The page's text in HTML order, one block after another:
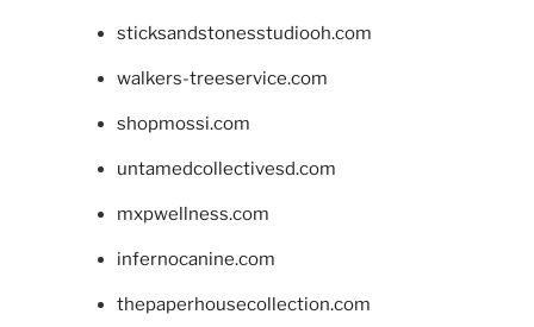
sticksandstonesstudiooh.com
walkers-treeservice.com
shopmossi.com
untamedcollectivesd.com
mxpwellness.com
infernocanine.com
thepaperhousecollection.com